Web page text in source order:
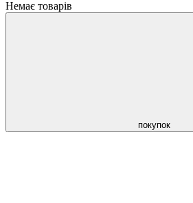
Немає товарів
покупок